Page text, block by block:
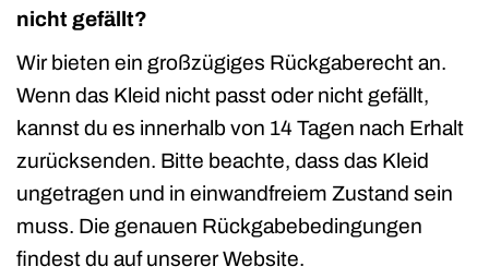
nicht gefällt?
Wir bieten ein großzügiges Rückgaberecht an.
Wenn das Kleid nicht passt oder nicht gefällt,
kannst du es innerhalb von 14 Tagen nach Erhalt
zurücksenden. Bitte beachte, dass das Kleid
ungetragen und in einwandfreiem Zustand sein
muss. Die genauen Rückgabebedingungen
findest du auf unserer Website.